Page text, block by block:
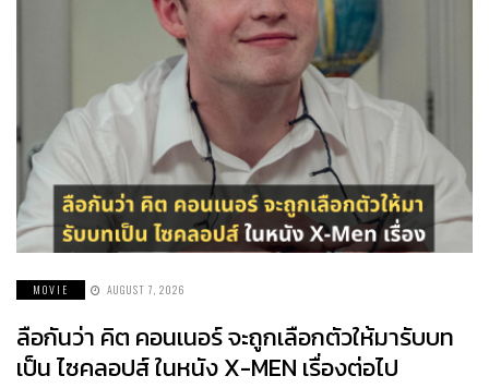
MOVIE AUGUST 7, 2026
ลือกันว่า คิต คอนเนอร์ จะถูกเลือกตัวให้มารับบท
เป็น ไซคลอปส์ ในหนัง X-MEN เรื่องต่อไป